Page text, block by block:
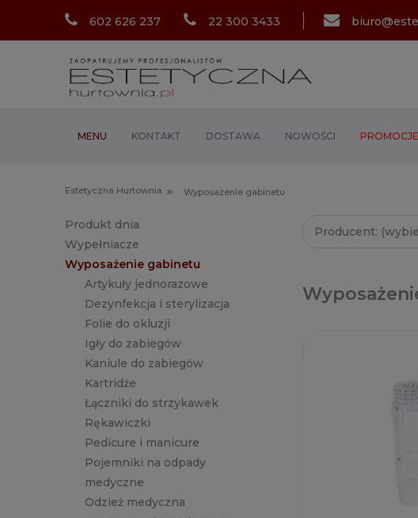
602 626 237 22 300 3433
MENU KONTAKT DOSTAWA NOWOŚCI PROMOCJE
Estetyczna Hurtownia » Wyposażenie gabinetu
Produkt dnia
Wypełniacze
Wyposażenie gabinetu
Artykuły jednorazowe
Dezynfekcja i sterylizacja
Folie do okluzji
Igły do zabiegów
Kaniule do zabiegów
Kartridże
Łączniki do strzykawek
Rękawiczki
Pedicure i manicure
Pojemniki na odpady
medyczne
Odzież medyczna
Producent: